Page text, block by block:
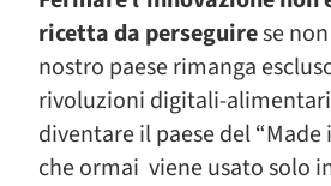
ricetta da perseguirese
nostro paese rimanga
rivoluzioni digitali-
diventare il paese del
che ormai viene usato solo